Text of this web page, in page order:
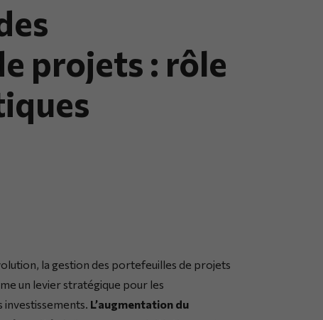
projets : rôle
la gestion des portefeuilles de projets
un levier stratégique pour les
L’augmentation du